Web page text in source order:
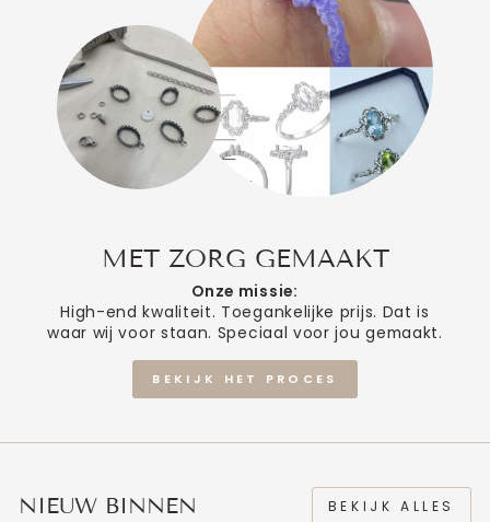
MET ZORG GEMAAKT
Onze missie:
High-end kwaliteit. Toegankelijke prijs. Dat is
waar wij voor staan. Speciaal voor jou gemaakt.
BEKIJK HET PROCES
NIEUW BINNEN BEKIJK ALLES